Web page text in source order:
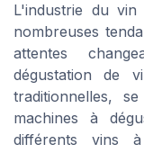
L'industrie du
nombreuses
attentes
dégustation de
traditionnelles,
machines à
différents vins